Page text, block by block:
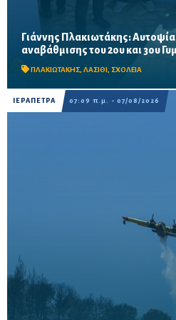
Γιάννης Πλακιωτάκης: Αυτοψία
αναβάθμισης του 2ου και 3ου
ΠΛΑΚΙΩΤΑΚΗΣ, ΛΑΣΙΘΙ, ΣΧΟΛΕΙΑ
Οι παρεμβάσεις του προγράμματος
αναμένεται να ολοκληρωθούν πριν
Προβλέπονται ανακαινίσεις
ΙΕΡΑΠΕΤΡΑ 07:09 π.μ. - 07/08/2026